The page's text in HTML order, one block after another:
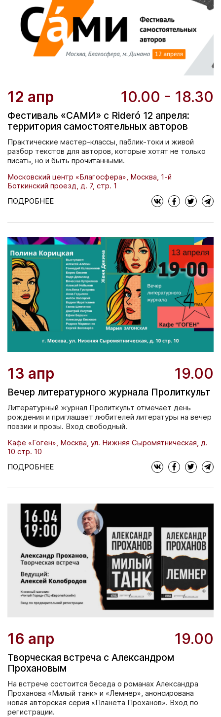
12 апр 10.00 - 18.30
Фестиваль «САМИ» с Rideró 12 апреля:
территория самостоятельных авторов
Практические мастер-классы, паблик-токи и живой
разбор текстов для авторов, которые хотят не только
писать, но и быть прочитанными.
Московский центр «Благосфера», Москва, 1-й
Боткинский проезд, д. 7, стр. 1
ПОДРОБНЕЕ
13 апр 19.00
Вечер литературного журнала Пролиткульт
Литературный журнал Пролиткульт отмечает день
рождения и приглашает любителей литературы на вечер
поэзии и прозы. Вход свободный.
Кафе «Гоген», Москва, ул. Нижняя Сыромятническая, д.
10 стр. 10
ПОДРОБНЕЕ
16 апр 19.00
Творческая встреча с Александром
Прохановым
На встрече состоится беседа о романах Александра
Проханова «Милый танк» и «Лемнер», анонсирована
новая авторская серия «Планета Проханов». Вход по
регистрации.